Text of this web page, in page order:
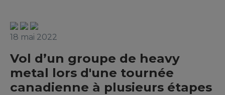
18 mai 2022
Vol d’un groupe de heavy
metal lors d'une tournée
canadienne à plusieurs étapes